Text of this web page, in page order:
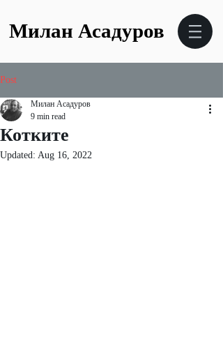
Милан Асадуров
Post
Котките
Милан Асадуров
9 min read
Updated: Aug 16, 2022